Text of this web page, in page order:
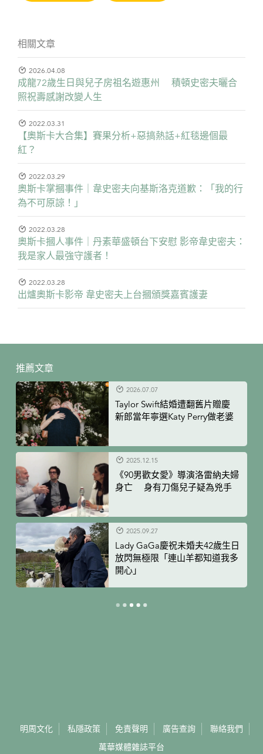
相關文章
2026.04.08
成龍72歲生日與兒子房祖名遊惠州 積頓史密夫曬合
照祝壽感謝改變人生
2022.03.31
【奧斯卡大合集】賽果分析+惡搞熱話+紅毯邊個最
紅？
2022.03.29
奧斯卡掌摑事件｜韋史密夫向基斯洛克道歉：「我的行
為不可原諒！」
2022.03.28
奧斯卡摑人事件｜丹素華盛頓台下安慰 影帝韋史密夫：
我是家人最強守護者！
2022.03.28
出爐奧斯卡影帝 韋史密夫上台摑頒獎嘉賓護妻
推薦文章
2026.07.07
Taylor Swift結婚遭翻舊片贈慶
新郎當年寧選Katy Perry做老婆
2025.12.15
《90男歡女愛》導演洛雷納夫婦
身亡 身有刀傷兒子疑為兇手
2025.09.27
Lady GaGa慶祝未婚夫42歲生日
放閃無極限「連山羊都知道我多
開心」
明周文化 私隱政策 免責聲明 廣告查詢
聯絡我們
萬華媒體雜誌平台